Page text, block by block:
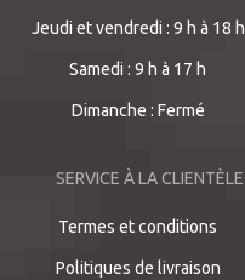
Jeudi et vendredi : 9 h à 18 h
Samedi : 9 h à 17 h
Dimanche : Fermé
SERVICE À LA CLIENTÈLE
Termes et conditions
Politiques de livraison